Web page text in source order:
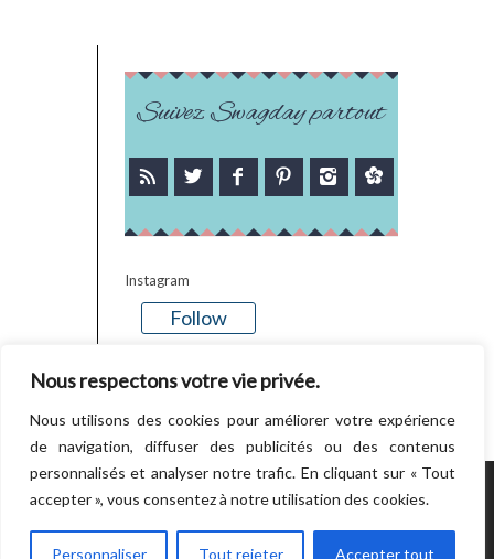
Nous respectons votre vie privée.
Nous utilisons des cookies pour améliorer votre expérience
de navigation, diffuser des publicités ou des contenus
personnalisés et analyser notre trafic. En cliquant sur « Tout
accepter », vous consentez à notre utilisation des cookies.
Personnaliser Tout rejeter Accepter tout
Suivez Swagday partout
Instagram
Follow
POWERED BY WORDPRESS.CREATED BY
THEMESINDEP
RETOUR EN HAUT